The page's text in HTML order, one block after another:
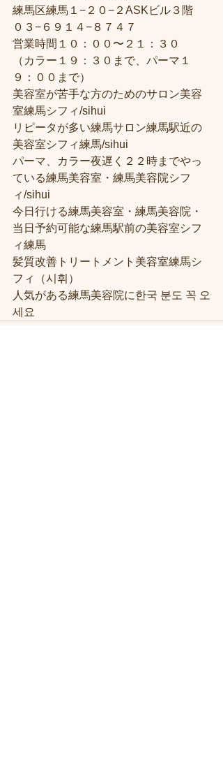
練馬区練馬１−２０−２ASKビル３階
０３−６９１４−８７４７
営業時間１０：００〜２１：３０
（カラー１９：３０まで、パーマ１
９：００まで）
美容室が苦手な方のためのサロン美容
室練馬シフィ/sihui
リピータが多い練馬サロン練馬駅近の
美容室シフィ練馬/sihui
パーマ、カラー夜遅く２２時までやっ
ている練馬美容室・練馬美容院シフ
ィ/sihui
今日行ける練馬美容室・練馬美容院・
当日予約可能な練馬駅前の美容室シフ
ィ練馬
髪質改善トリートメント美容室練馬シ
フィ（시휘）
人気がある練馬美容院に한국 분도 꼭 오
세요